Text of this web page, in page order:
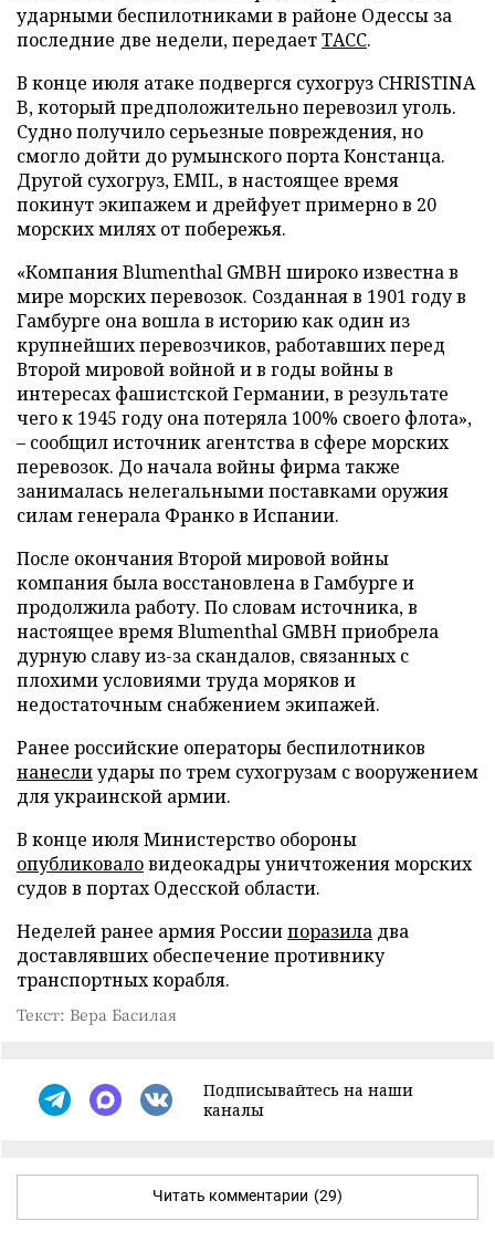
ударными беспилотниками в районе Одессы за
последние две недели, передаетТАСС.
В конце июля атаке подвергся сухогруз CHRISTINA
B, который предположительно перевозил уголь.
Судно получило серьезные повреждения, но
смогло дойти до румынского порта Констанца.
Другой сухогруз, EMIL, в настоящее время
покинут экипажем и дрейфует примерно в 20
морских милях от побережья.
«Компания Blumenthal GMBH широко известна в
мире морских перевозок. Созданная в 1901 году в
Гамбурге она вошла в историю как один из
крупнейших перевозчиков, работавших перед
Второй мировой войной и в годы войны в
интересах фашистской Германии, в результате
чего к 1945 году она потеряла 100% своего флота»,
– сообщил источник агентства в сфере морских
перевозок. До начала войны фирма также
занималась нелегальными поставками оружия
силам генерала Франко в Испании.
После окончания Второй мировой войны
компания была восстановлена в Гамбурге и
продолжила работу. По словам источника, в
настоящее время Blumenthal GMBH приобрела
дурную славу из-за скандалов, связанных с
плохими условиями труда моряков и
недостаточным снабжением экипажей.
Ранее российские операторы беспилотников
нанеслиудары по трем сухогрузам с вооружением
для украинской армии.
В конце июля Министерство обороны
опубликоваловидеокадры уничтожения морских
судов в портах Одесской области.
Неделей ранее армия Россиипоразила два
доставлявших обеспечение противнику
транспортных корабля.
Текст: Вера Басилая
Подписывайтесь на наши
каналы
Читать комментарии (29)